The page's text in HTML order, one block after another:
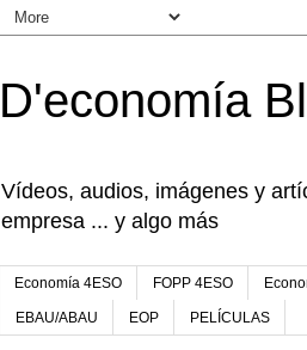
D'economía
Vídeos, audios, imágenes y
empresa ... y algo más
Economía 4ESO FOPP 4ESO
EBAU/ABAU EOP PELÍCULAS